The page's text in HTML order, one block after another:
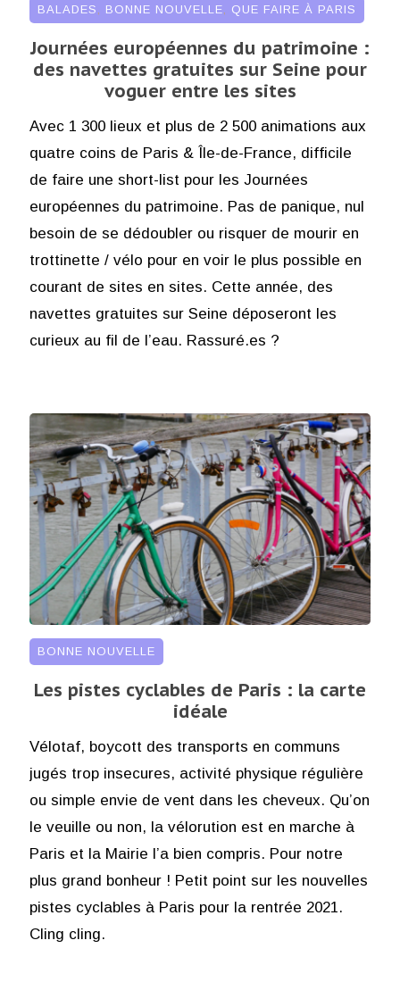
BALADES , BONNE NOUVELLE, QUE FAIRE À PARIS
Journées européennes du patrimoine :
des navettes gratuites sur Seine pour
voguer entre les sites
Avec 1 300 lieux et plus de 2 500 animations aux
quatre coins de Paris & Île-de-France, difficile
de faire une short-list pour les Journées
européennes du patrimoine. Pas de panique, nul
besoin de se dédoubler ou risquer de mourir en
trottinette / vélo pour en voir le plus possible en
courant de sites en sites. Cette année, des
navettes gratuites sur Seine déposeront les
curieux au fil de l’eau. Rassuré.es ?
BONNE NOUVELLE
Les pistes cyclables de Paris : la carte
idéale
Vélotaf, boycott des transports en communs
jugés trop insecures, activité physique régulière
ou simple envie de vent dans les cheveux. Qu’on
le veuille ou non, la vélorution est en marche à
Paris et la Mairie l’a bien compris. Pour notre
plus grand bonheur ! Petit point sur les nouvelles
pistes cyclables à Paris pour la rentrée 2021.
Cling cling.